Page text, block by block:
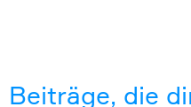
Beiträge, die